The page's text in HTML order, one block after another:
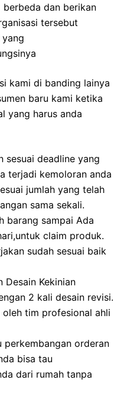
dan berikan
tersebut
kami di banding lainya
baru kami ketika
yang harus anda
sesuai deadline yang
terjadi kemoloran anda
jumlah yang telah
sama sekali.
barang sampai Ada
claim produk.
sudah sesuai baik
Desain Kekinian
2 kali desain revisi.
oleh tim profesional ahli
perkembangan orderan
bisa tau
dari rumah tanpa